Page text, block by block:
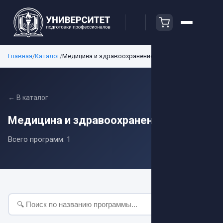
Главная/Каталог/Медицина и здравоохранение
← В каталог
Медицина и здравоохранение
Всего программ: 1